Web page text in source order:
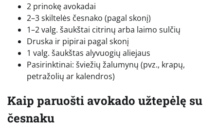
2 prinokę avokadai
2–3 skiltelės česnako (pagal skonį)
1–2 valg. šaukštai citrinų arba laimo sulčių
Druska ir pipirai pagal skonį
1 valg. šaukštas alyvuogių aliejaus
Pasirinktinai: šviežių žalumynų (pvz., krapų,
petražolių ar kalendros)
Kaip paruošti avokado užtepėlę su
česnaku